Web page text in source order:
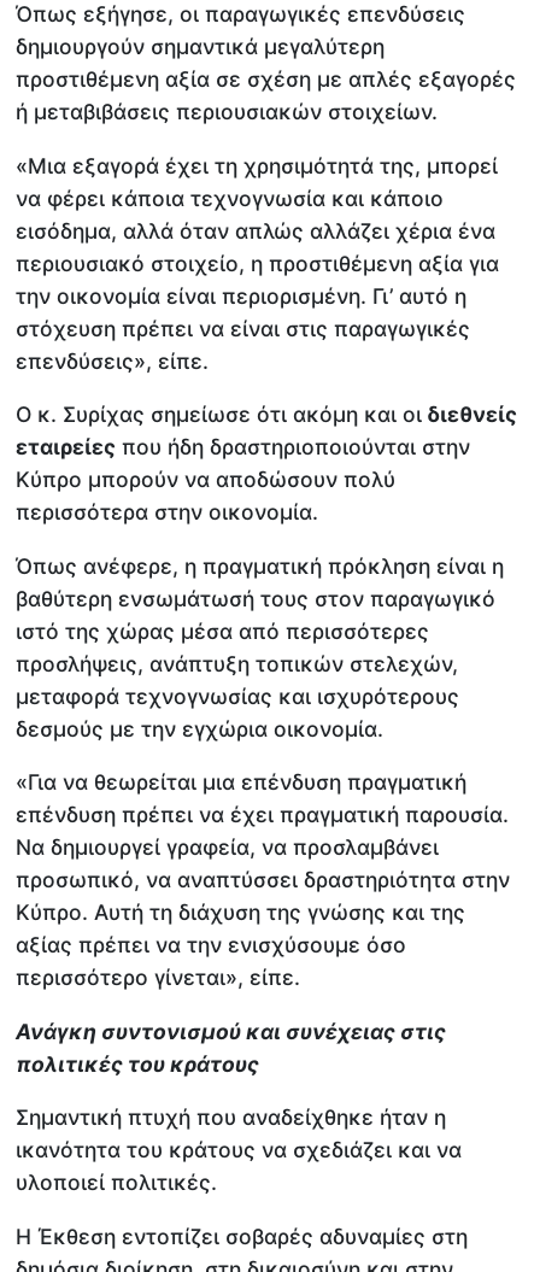
Όπως εξήγησε, οι παραγωγικές επενδύσεις
δημιουργούν σημαντικά μεγαλύτερη
προστιθέμενη αξία σε σχέση με απλές εξαγορές
ή μεταβιβάσεις περιουσιακών στοιχείων.
«Μια εξαγορά έχει τη χρησιμότητά της, μπορεί
να φέρει κάποια τεχνογνωσία και κάποιο
εισόδημα, αλλά όταν απλώς αλλάζει χέρια ένα
περιουσιακό στοιχείο, η προστιθέμενη αξία για
την οικονομία είναι περιορισμένη. Γι’ αυτό η
στόχευση πρέπει να είναι στις παραγωγικές
επενδύσεις», είπε.
Ο κ. Συρίχας σημείωσε ότι ακόμη και οι διεθνείς
εταιρείες που ήδη δραστηριοποιούνται στην
Κύπρο μπορούν να αποδώσουν πολύ
περισσότερα στην οικονομία.
Όπως ανέφερε, η πραγματική πρόκληση είναι η
βαθύτερη ενσωμάτωσή τους στον παραγωγικό
ιστό της χώρας μέσα από περισσότερες
προσλήψεις, ανάπτυξη τοπικών στελεχών,
μεταφορά τεχνογνωσίας και ισχυρότερους
δεσμούς με την εγχώρια οικονομία.
«Για να θεωρείται μια επένδυση πραγματική
επένδυση πρέπει να έχει πραγματική παρουσία.
Να δημιουργεί γραφεία, να προσλαμβάνει
προσωπικό, να αναπτύσσει δραστηριότητα στην
Κύπρο. Αυτή τη διάχυση της γνώσης και της
αξίας πρέπει να την ενισχύσουμε όσο
περισσότερο γίνεται», είπε.
Ανάγκη συντονισμού και συνέχειας στις
πολιτικές του κράτους
Σημαντική πτυχή που αναδείχθηκε ήταν η
ικανότητα του κράτους να σχεδιάζει και να
υλοποιεί πολιτικές.
Η Έκθεση εντοπίζει σοβαρές αδυναμίες στη